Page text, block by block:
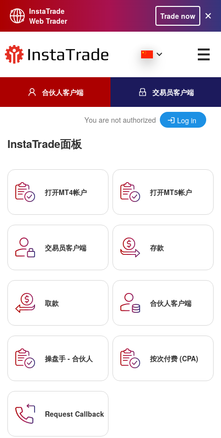
InstaTrade
Web Trader
Trade now
合伙人客户端 交易员客户端
You are not authorized Log in
InstaTrade面板
打开MT4帐户 打开MT5帐户
交易员客户端 存款
取款 合伙人客户端
操盘手 - 合伙人 按次付费 (CPA)
Request Callback